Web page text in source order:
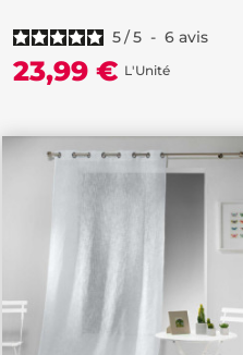
5/5 - 6 avis
23,99 € L'Unité